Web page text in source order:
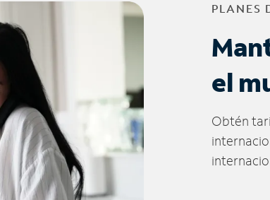
PLANES
el
Obtén